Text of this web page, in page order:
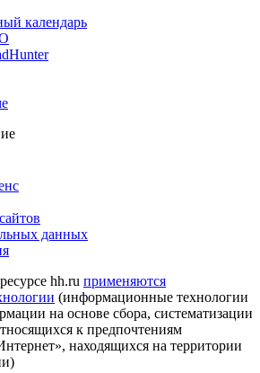
календарь
данных
hh.ru применяются
(информационные технологии
на основе сбора, систематизации
к предпочтениям
находящихся на территории